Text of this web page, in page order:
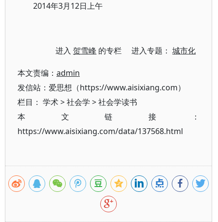
2014年3月12日上午
进入贺雪峰 的专栏 进入专题：城市化
本文责编： admin
发信站：爱思想（https://www.aisixiang.com）
栏目： 学术>社会学 >社会学读书
本文链接：
https://www.aisixiang.com/data/137568.html